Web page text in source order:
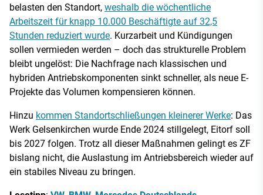
belasten den Standort, weshalb die wöchentliche
Arbeitszeit für knapp 10.000 Beschäftigte auf 32,5
Stunden reduziert wurde. Kurzarbeit und Kündigungen
sollen vermieden werden – doch das strukturelle Problem
bleibt ungelöst: Die Nachfrage nach klassischen und
hybriden Antriebskomponenten sinkt schneller, als neue E-
Projekte das Volumen kompensieren können.
Hinzu kommen Standortschließungen kleinerer Werke: Das
Werk Gelsenkirchen wurde Ende 2024 stillgelegt, Eitorf soll
bis 2027 folgen. Trotz all dieser Maßnahmen gelingt es ZF
bislang nicht, die Auslastung im Antriebsbereich wieder auf
ein stabiles Niveau zu bringen.